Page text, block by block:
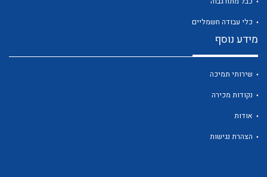
כלי עבודה חשמליים
מידע נוסף
שירותי תמיכה
נקודות מכירה
אודות
הצהרת נגישות